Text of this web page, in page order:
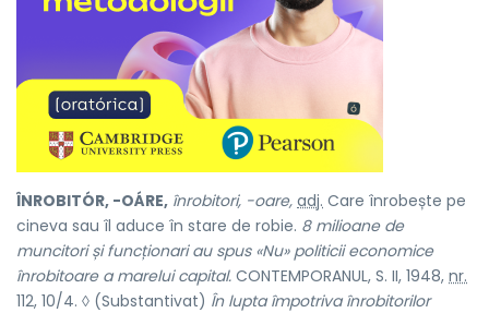
ÎNROBITÓR, -OÁRE, înrobitori, -oare, adj. Care înrobește pe
cineva sau îl aduce în stare de robie. 8 milioane de
muncitori și funcționari au spus «Nu» politicii economice
înrobitoare a marelui capital. CONTEMPORANUL, S. II, 1948, nr.
112, 10/4. ◊ (Substantivat) În lupta împotriva înrobitorilor